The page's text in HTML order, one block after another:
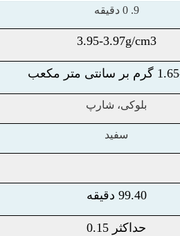
9. 0 دقیقه
3.95-3.97g/cm3
متر مکعب
بلوکی، شارپ
سفید
99.40 دقیقه
حداکثر 0.15